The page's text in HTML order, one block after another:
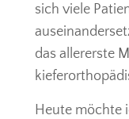
sich viele
das allererste
Heute möchte